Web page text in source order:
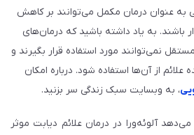
عنوان درمان مکمل می‌توانند بر کاهش
باشند. به یاد داشته باشید که درمان‌های
نمی‌توانند مورد استفاده قرار بگیرند و
از آن‌ها استفاده شود. درباره امکان
، به وبسایت سبک زندگی سر بزنید.
آلوئه‌ورا در درمان علائم دیابت موثر